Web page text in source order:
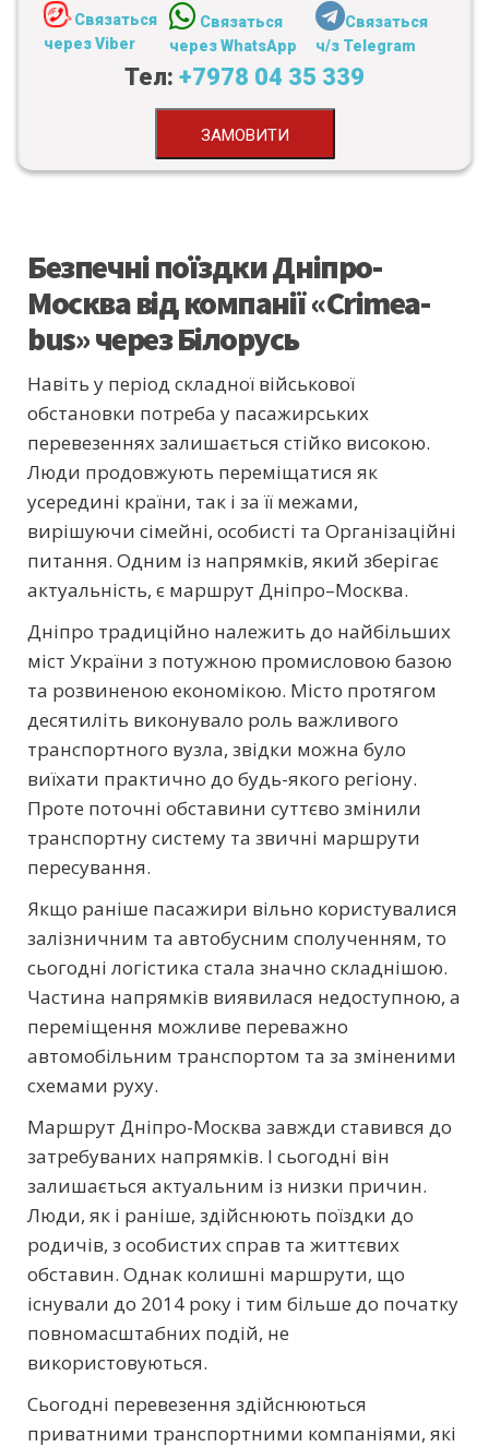
Связаться
через Viber
Связаться
через WhatsApp
Связаться
ч/з Telegram
Тел: +7978 04 35 339
ЗАМОВИТИ
Безпечні поїздки Дніпро-
Москва від компанії «Crimea-
bus» через Білорусь
Навіть у період складної військової
обстановки потреба у пасажирських
перевезеннях залишається стійко високою.
Люди продовжують переміщатися як
усередині країни, так і за її межами,
вирішуючи сімейні, особисті та Організаційні
питання. Одним із напрямків, який зберігає
актуальність, є маршрут Дніпро–Москва.
Дніпро традиційно належить до найбільших
міст України з потужною промисловою базою
та розвиненою економікою. Місто протягом
десятиліть виконувало роль важливого
транспортного вузла, звідки можна було
виїхати практично до будь-якого регіону.
Проте поточні обставини суттєво змінили
транспортну систему та звичні маршрути
пересування.
Якщо раніше пасажири вільно користувалися
залізничним та автобусним сполученням, то
сьогодні логістика стала значно складнішою.
Частина напрямків виявилася недоступною, а
переміщення можливе переважно
автомобільним транспортом та за зміненими
схемами руху.
Маршрут Дніпро-Москва завжди ставився до
затребуваних напрямків. І сьогодні він
залишається актуальним із низки причин.
Люди, як і раніше, здійснюють поїздки до
родичів, з особистих справ та життєвих
обставин. Однак колишні маршрути, що
існували до 2014 року і тим більше до початку
повномасштабних подій, не
використовуються.
Сьогодні перевезення здійснюються
приватними транспортними компаніями, які